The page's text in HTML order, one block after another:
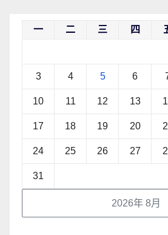
2026年 8月
一 二 三 四
3 4 5 6
10 11 12 13
17 18 19 20
24 25 26 27
31